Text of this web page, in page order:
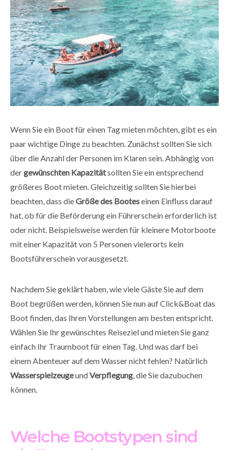
Wenn Sie ein Boot für einen Tag mieten möchten, gibt es ein
paar wichtige Dinge zu beachten. Zunächst sollten Sie sich
über die Anzahl der Personen im Klaren sein. Abhängig von
dergewünschten Kapazitätsollten Sie ein entsprechend
größeres Boot mieten. Gleichzeitig sollten Sie hierbei
beachten, dass dieGrößedes Booteseinen Einfluss darauf
hat, ob für die Beförderung ein Führerschein erforderlich ist
oder nicht. Beispielsweise werden für kleinere Motorboote
mit einer Kapazität von 5 Personen vielerorts kein
Bootsführerschein vorausgesetzt.
Nachdem Sie geklärt haben, wie viele Gäste Sie auf dem
Boot begrüßen werden, können Sie nun auf Click&Boat das
Boot finden, das Ihren Vorstellungen am besten entspricht.
Wählen Sie Ihr gewünschtes Reiseziel und mieten Sie ganz
einfach Ihr Traumboot für einen Tag. Und was darf bei
einem Abenteuer auf dem Wasser nicht fehlen? Natürlich
WasserspielzeugeundVerpflegung, die Sie dazubuchen
können.
Welche Bootstypen sind